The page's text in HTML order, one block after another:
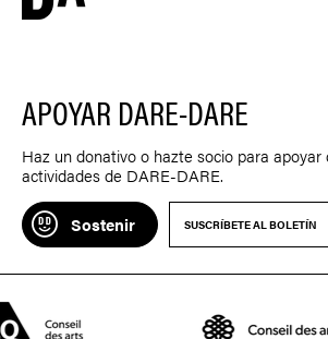
APOYAR DARE-DARE
Haz un donativo o hazte socio para
actividades de DARE-DARE.
Sostenir SUSCRÍBETE AL BOLETÍN